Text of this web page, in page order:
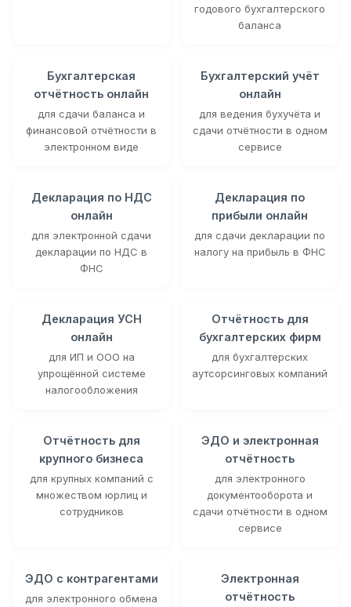
годового бухгалтерского
баланса
Бухгалтерская
отчётность онлайн
для сдачи баланса и
финансовой отчётности в
электронном виде
Бухгалтерский учёт
онлайн
для ведения бухучёта и
сдачи отчётности в одном
сервисе
Декларация по НДС
онлайн
для электронной сдачи
декларации по НДС в
ФНС
Декларация по
прибыли онлайн
для сдачи декларации по
налогу на прибыль в ФНС
Декларация УСН
онлайн
для ИП и ООО на
упрощённой системе
налогообложения
Отчётность для
бухгалтерских фирм
для бухгалтерских
аутсорсинговых компаний
Отчётность для
крупного бизнеса
для крупных компаний с
множеством юрлиц и
сотрудников
ЭДО и электронная
отчётность
для электронного
документооборота и
сдачи отчётности в одном
сервисе
ЭДО с контрагентами
для электронного обмена
Электронная
отчётность